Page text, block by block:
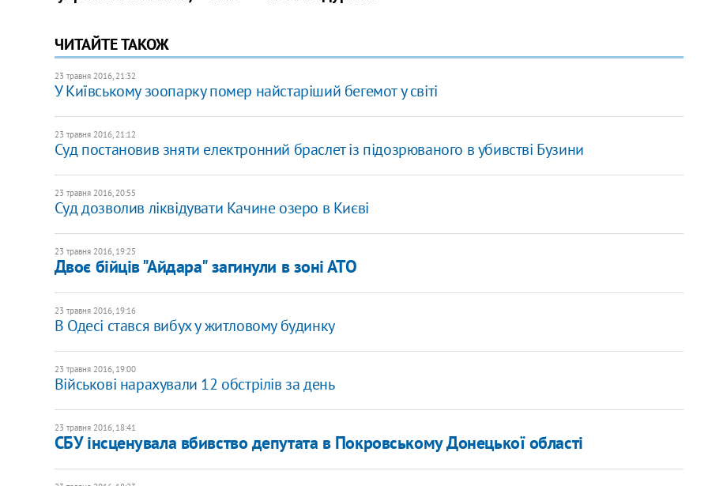
ЧИТАЙТЕ ТАКОЖ
23 травня 2016, 21:32
У Київському зоопарку помер найстаріший бегемот у світі
23 травня 2016, 21:12
Суд постановив зняти електронний браслет із підозрюваного в убивстві Бузини
23 травня 2016, 20:55
Суд дозволив ліквідувати Качине озеро в Києві
23 травня 2016, 19:25
Двоє бійців "Айдара" загинули в зоні АТО
23 травня 2016, 19:16
В Одесі стався вибух у житловому будинку
23 травня 2016, 19:00
Військові нарахували 12 обстрілів за день
23 травня 2016, 18:41
СБУ інсценувала вбивство депутата в Покровському Донецької області